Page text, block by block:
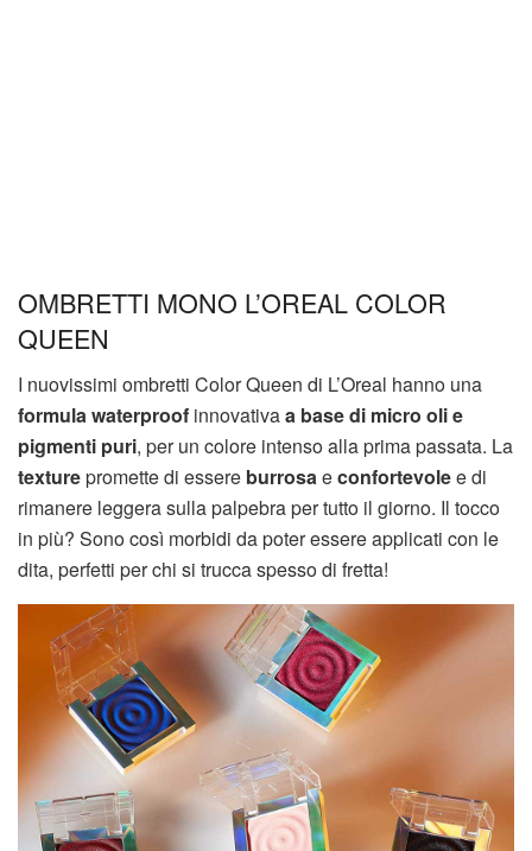
OMBRETTI MONO L’OREAL COLOR
QUEEN
I nuovissimi ombretti Color Queen di L’Oreal hanno una
formula waterproof innovativaa base di micro oli e
pigmenti puri, per un colore intenso alla prima passata. La
texturepromette di essere burrosaeconfortevolee di
rimanere leggera sulla palpebra per tutto il giorno. Il tocco
in più? Sono così morbidi da poter essere applicati con le
dita, perfetti per chi si trucca spesso di fretta!